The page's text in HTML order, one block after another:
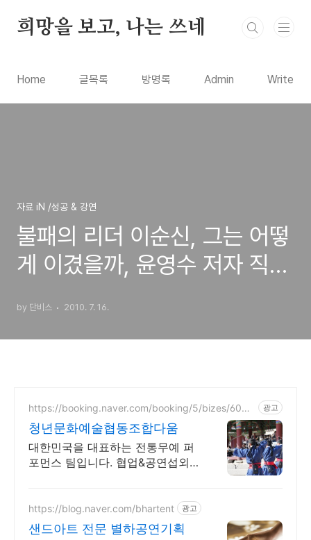
희망을 보고, 나는 쓰네
Home 글목록 방명록 Admin Write
자료 iN /성공 & 강연
불패의 리더 이순신, 그는 어떻
게 이겼을까, 윤영수 저자 직강
by 단비스 2010. 7. 16.
https://booking.naver.com/booking/5/bizes/6058
광고
청년문화예술협동조합다움
대한민국을 대표하는 전통무예 퍼
포먼스 팀입니다. 협업&공연섭외
https://blog.naver.com/bhartent 광고
샌드아트 전문 별하공연기획